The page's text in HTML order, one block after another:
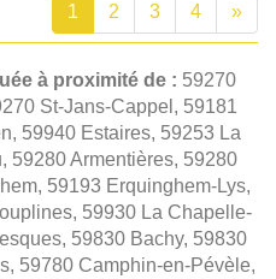
1 2 3 4 »
à proximité de : 59270
St-Jans-Cappel, 59181
59940 Estaires, 59253 La
59280 Armentières, 59280
59193 Erquinghem-Lys,
59930 La Chapelle-
59830 Bachy, 59830
59780 Camphin-en-Pévèle,